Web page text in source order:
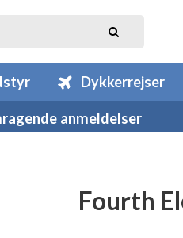
Dykkerrejser
anmeldelser
Fourth